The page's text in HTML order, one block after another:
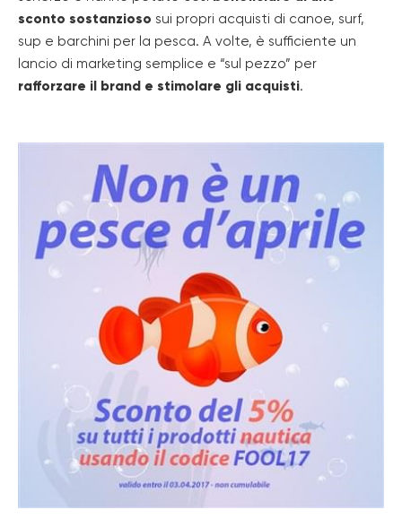
sconto sostanzioso sui propri acquisti di canoe, surf,
sup e barchini per la pesca. A volte, è sufficiente un
lancio di marketing semplice e “sul pezzo” per
rafforzare il brand e stimolare gli acquisti.